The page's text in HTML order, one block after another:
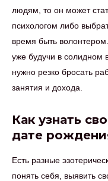
людям, то он может
психологом либо
время быть
уже будучи в солидном
нужно резко бросать
занятия и дохода.
Как узнать
дате
Есть разные
понять себя, выявить